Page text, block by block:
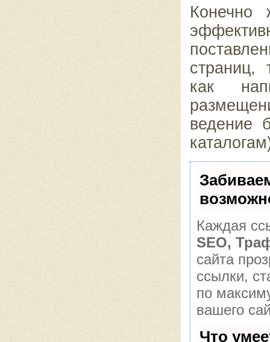
страниц,
как
ведение
Каждая
SEO,
сайта
ссылки,
по
вашего
Что